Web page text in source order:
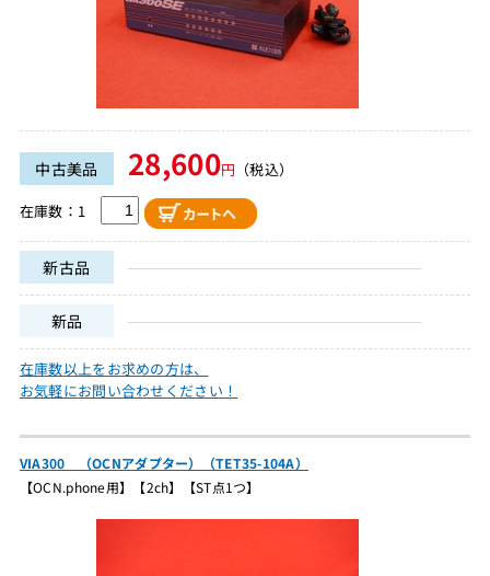
中古美品 28,600円 （税込）
在庫数：1
新古品
新品
在庫数以上をお求めの方は、
お気軽にお問い合わせください！
VIA300 （OCNアダプター）（TET35-104A）
【OCN.phone用】【2ch】【ST点1つ】